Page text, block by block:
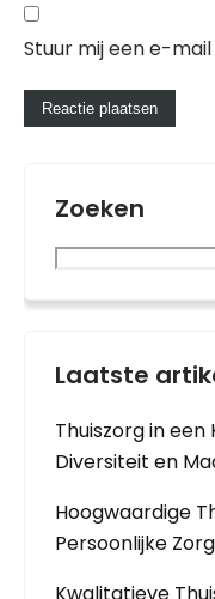
Stuur mij een e-
Zoeken
Laatste
Thuiszorg in een
Diversiteit en
Hoogwaardige
Persoonlijke